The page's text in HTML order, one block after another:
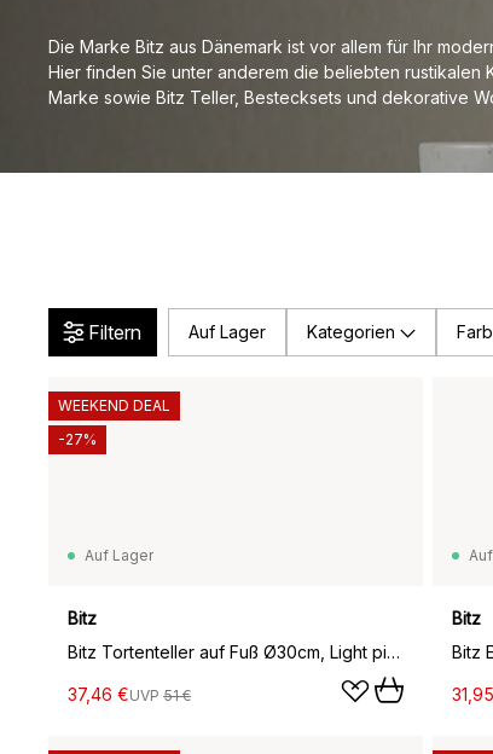
Die Marke Bitz aus Dänemark ist vor allem für Ihr
Hier finden Sie unter anderem die beliebten rustikalen
Marke sowie Bitz Teller, Bestecksets und dekorative
Filtern Auf Lager Kategorien
Auf Lager
Bitz
Bitz Tortenteller auf Fuß Ø30cm, Light pink
37,46 €UVP 51 €
WEEKEND DEAL
-27%
Bitz
Bitz